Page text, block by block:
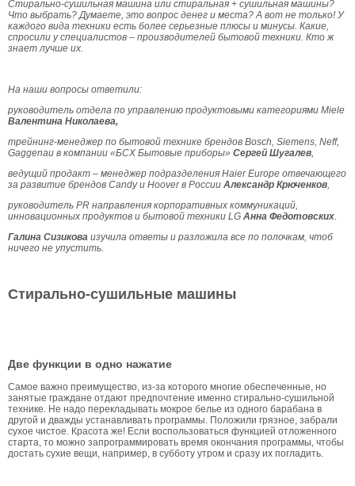
Стирально-сушильная машина или стиральная + сушильная машины?
Что выбрать? Думаете, это вопрос денег и места? А вот не только! У
каждого вида техники есть более серьезные плюсы и минусы. Какие,
спросили у специалистов – производителей бытовой техники. Кто ж
знает лучше их.
На наши вопросы ответили:
руководитель отдела по управлению продуктовыми категориями Miele
Валентина Николаева,
трейнинг-менеджер по бытовой технике брендов Bosch, Siemens, Neff,
Gaggenau в компании «БСХ Бытовые приборы» Сергей Шугалев,
ведущий продакт – менеджер подразделения Haier Europe отвечающего
за развитие брендов Candy и Hoover в России Александр Крюченков,
руководитель PR направления корпоративных коммуникаций,
инновационных продуктов и бытовой техники LG Анна Федотовских.
Галина Сизикова изучила ответы и разложила все по полочкам, чтоб
ничего не упустить.
Cтирально-сушильные машины
Две функции в одно нажатие
Самое важно преимущество, из-за которого многие обеспеченные, но
занятые граждане отдают предпочтение именно стирально-сушильной
технике. Не надо перекладывать мокрое белье из одного барабана в
другой и дважды устанавливать программы. Положили грязное, забрали
сухое чистое. Красота же! Если воспользоваться функцией отложенного
старта, то можно запрограммировать время окончания программы, чтобы
достать сухие вещи, например, в субботу утром и сразу их погладить.